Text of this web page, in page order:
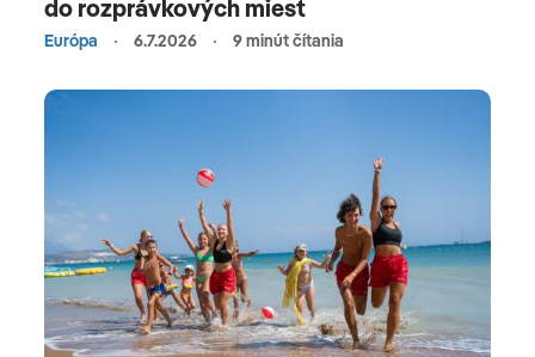
do rozprávkových miest
Európa 6.7.2026 9 minút čítania